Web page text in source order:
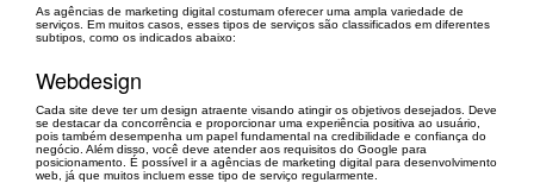
As agências de marketing digital costumam oferecer uma ampla variedade de
serviços. Em muitos casos, esses tipos de serviços são classificados em diferentes
subtipos, como os indicados abaixo:
Webdesign
Cada site deve ter um design atraente visando atingir os objetivos desejados. Deve
se destacar da concorrência e proporcionar uma experiência positiva ao usuário,
pois também desempenha um papel fundamental na credibilidade e confiança do
negócio. Além disso, você deve atender aos requisitos do Google para
posicionamento. É possível ir a agências de marketing digital para desenvolvimento
web, já que muitos incluem esse tipo de serviço regularmente.